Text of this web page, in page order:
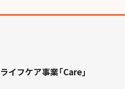
ライフケア事業「Care」